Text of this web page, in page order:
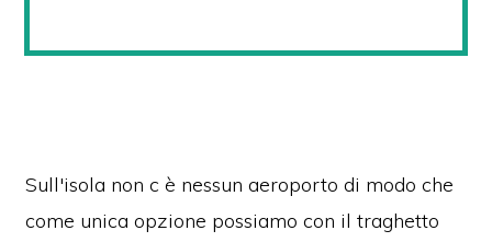
Sull'isola non c è nessun aeroporto di modo che
come unica opzione possiamo con il traghetto